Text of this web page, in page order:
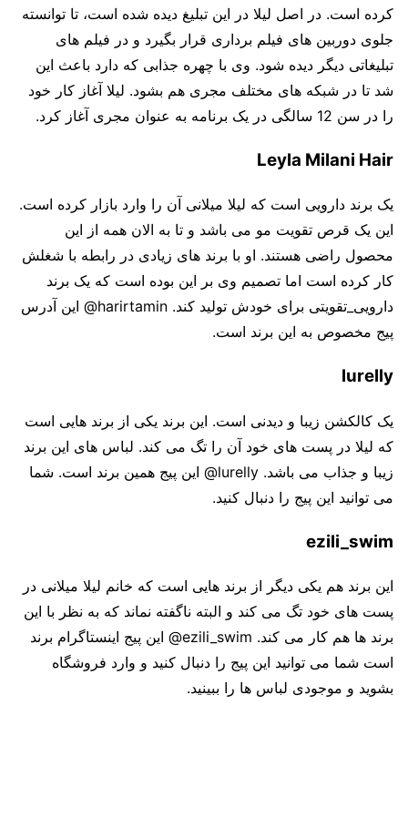
کرده است. در اصل لیلا در این تبلیغ دیده شده است، تا توانسته
جلوی دوربین های فیلم برداری قرار بگیرد و در فیلم های
تبلیغاتی دیگر دیده شود. وی با چهره جذابی که دارد باعث این
شد تا در شبکه های مختلف مجری هم بشود. لیلا آغاز کار خود
را در سن 12 سالگی در یک برنامه به عنوان مجری آغاز کرد.
Leyla Milani Hair
یک برند دارویی است که لیلا میلانی آن را وارد بازار کرده است.
این یک قرص تقویت مو می باشد و تا به الان همه از این
محصول راضی هستند. او با برند های زیادی در رابطه با شغلش
کار کرده است اما تصمیم وی بر این بوده است که یک برند
دارویی_تقویتی برای خودش تولید کند. harirtamin@ این آدرس
پیج مخصوص به این برند است.
lurelly
یک کالکشن زیبا و دیدنی است. این برند یکی از برند هایی است
که لیلا در پست های خود آن را تگ می کند. لباس های این برند
زیبا و جذاب می باشد. lurelly@ این پیج همین برند است. شما
می توانید این پیج را دنبال کنید.
ezili_swim
این برند هم یکی دیگر از برند هایی است که خانم لیلا میلانی در
پست های خود تگ می کند و البته ناگفته نماند که به نظر با این
برند ها هم کار می کند. ezili_swim@ این پیج اینستاگرام برند
است شما می توانید این پیج را دنبال کنید و وارد فروشگاه
بشوید و موجودی لباس ها را ببینید.